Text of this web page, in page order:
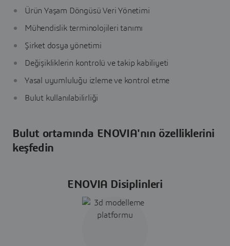
Ürün Yaşam Döngüsü Veri Yönetimi
Mühendislik terminolojileri tanımı
Şirket dosya yönetimi
Değişikliklerin kontrolü ve takip kabiliyeti
Yasal uyumluluğu izleme ve kontrol etme
Bulut kullanılabilirliği
Bulut ortamında ENOVIA'nın özelliklerini
keşfedin
ENOVIA Disiplinleri